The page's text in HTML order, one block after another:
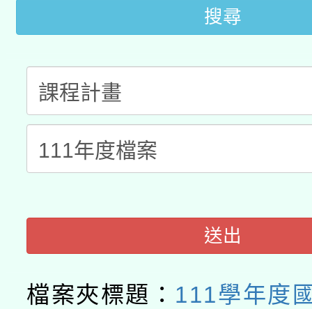
年度健康促進學校輔導
業成長研習」實施計畫
原住民族教育政策研討
族教育國際趨勢與發展
轉知教育部國民及學前
師專業成長研習實施計
方素養工作坊新北場」
族語言臺北學習中心
「族語學習班」招生簡
轉知有關國立成功大學
文教學共融平台-教案
件」活動簡章
教育部國民及學前教育
年度COVID-19疫苗接
接種之民眾」措施，
月28日止
搜尋
送出
檔案夾標題： 111學年度